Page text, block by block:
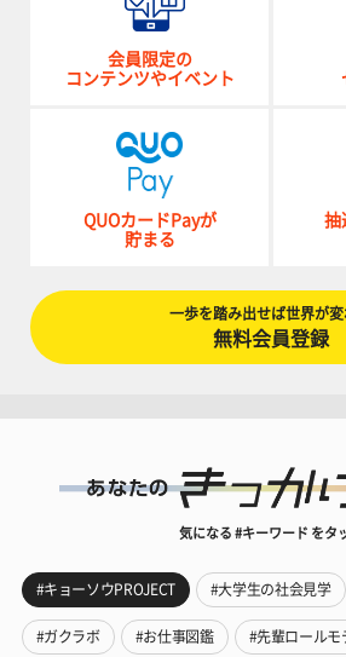
会員限定の
コンテンツやイベント
QUOカードPayが
貯まる
抽
一歩を踏み出せば世界が変
無料会員登録
気になる #キーワード をタ
#キョーソウPROJECT #大学生の社会見学
#ガクラボ #お仕事図鑑 #先輩ロールモ